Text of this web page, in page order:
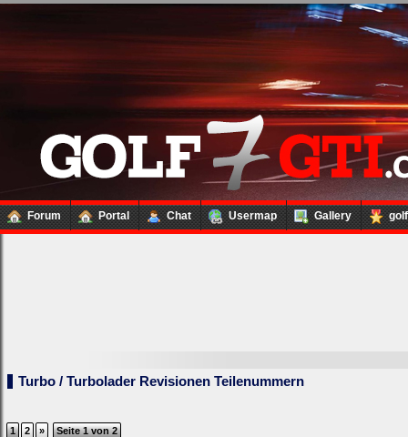
Forum Portal Chat Usermap Gallery
Turbo / Turbolader Revisionen Teilenummern
1 2 » Seite 1 von 2